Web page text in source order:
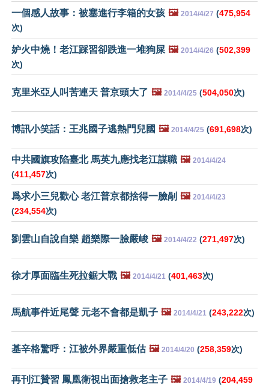
一個感人故事：被塞進行李箱的女孩 🖼️ 2014/4/27 (475,954
次)
妒火中燒！老江踩習卻跌進一堆狗屎 🖼️ 2014/4/26 (502,399
次)
克里米亞人叫苦連天 普京頭大了 🖼️ 2014/4/25 (504,050次)
博訊小笑話：王兆國子逃熱門兒國 🖼️ 2014/4/25 (691,698次)
中共國旗攻陷臺北 馬英九應找老江謀職 🖼️ 2014/4/24
(411,457次)
爲求小三兒歡心 老江普京都捨得一臉剮 🖼️ 2014/4/23
(234,554次)
劉雲山自說自樂 趙樂際一臉嚴峻 🖼️ 2014/4/22 (271,497次)
徐才厚面臨生死拉鋸大戰 🖼️ 2014/4/21 (401,463次)
馬航事件近尾聲 元老不會都是凱子 🖼️ 2014/4/21 (243,222次)
基辛格驚呼：江被外界嚴重低估 🖼️ 2014/4/20 (258,359次)
再刊江贊習 鳳凰衛視出面搶救老主子 🖼️ 2014/4/19 (204,459